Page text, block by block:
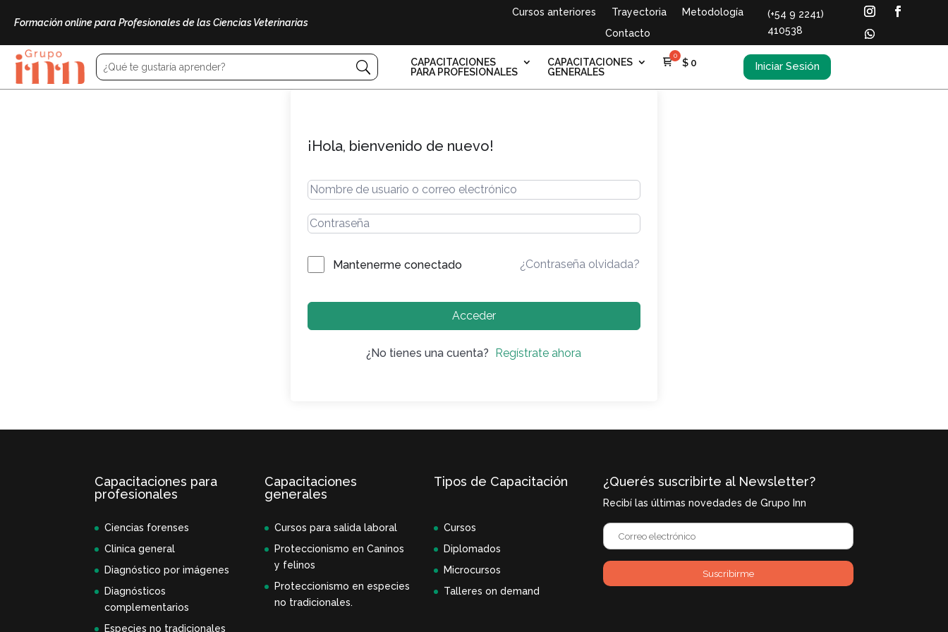
Formación online para Profesionales de las Ciencias Veterinarias
Cursos anteriores Trayectoria
Metodología
Contacto
(+54 9 2241)
410538
CAPACITACIONES
PARA PROFESIONALES
CAPACITACIONES
GENERALES
$ 0 Iniciar Sesión
¡Hola, bienvenido de nuevo!
Mantenerme conectado ¿Contraseña olvidada?
Acceder
¿No tienes una cuenta? Regístrate ahora
Capacitaciones para
profesionales
Ciencias forenses
Clinica general
Diagnóstico por imágenes
Diagnósticos
complementarios
Especies no tradicionales
Capacitaciones
generales
Cursos para salida laboral
Proteccionismo en Caninos
y felinos
Proteccionismo en especies
no tradicionales.
Tipos de Capacitación
Cursos
Diplomados
Microcursos
Talleres on demand
¿Querés suscribirte al Newsletter?
Recibí las últimas novedades de Grupo Inn